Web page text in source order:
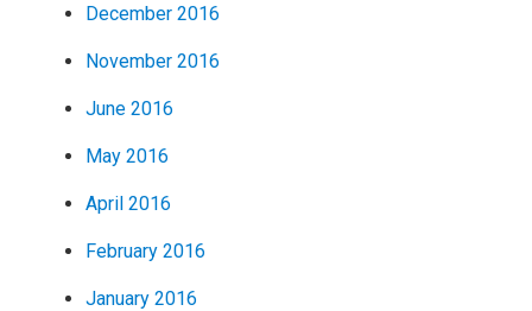
December 2016
November 2016
June 2016
May 2016
April 2016
February 2016
January 2016